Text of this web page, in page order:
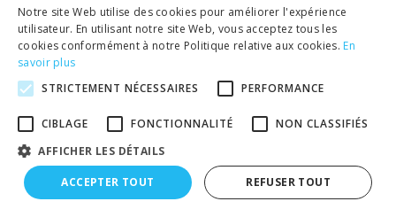
Notre site Web utilise des cookies pour améliorer l'expérience
utilisateur. En utilisant notre site Web, vous acceptez tous les
cookies conformément à notre Politique relative aux cookies. En
savoir plus
STRICTEMENT NÉCESSAIRES
PERFORMANCE
CIBLAGE FONCTIONNALITÉ
NON CLASSIFIÉS
AFFICHER LES DÉTAILS
ACCEPTER TOUT REFUSER TOUT